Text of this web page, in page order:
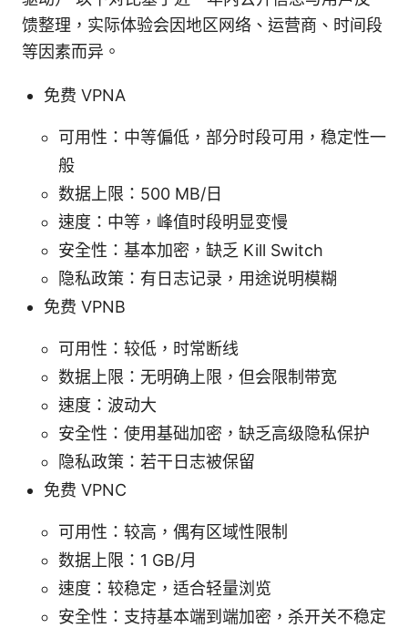
馈整理，实际体验会因地区网络、运营商、时间段
等因素而异。
免费 VPNA
可用性：中等偏低，部分时段可用，稳定性一
般
数据上限：500 MB/日
速度：中等，峰值时段明显变慢
安全性：基本加密，缺乏 Kill Switch
隐私政策：有日志记录，用途说明模糊
免费 VPNB
可用性：较低，时常断线
数据上限：无明确上限，但会限制带宽
速度：波动大
安全性：使用基础加密，缺乏高级隐私保护
隐私政策：若干日志被保留
免费 VPNC
可用性：较高，偶有区域性限制
数据上限：1 GB/月
速度：较稳定，适合轻量浏览
安全性：支持基本端到端加密，杀开关不稳定